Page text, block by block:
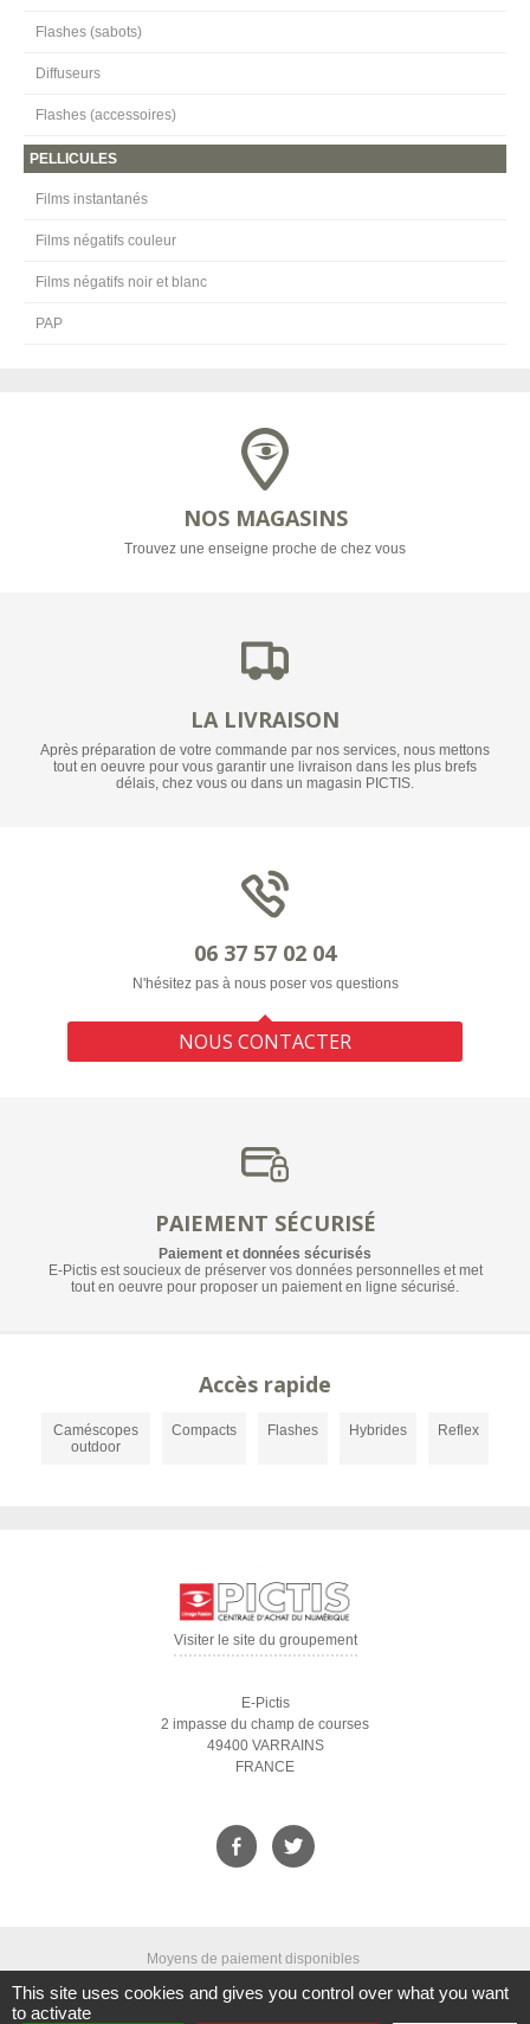
Flashes (sabots)
Diffuseurs
Flashes (accessoires)
PELLICULES
Films instantanés
Films négatifs couleur
Films négatifs noir et blanc
PAP
NOS MAGASINS
Trouvez une enseigne proche de chez vous
LA LIVRAISON
Après préparation de votre commande par nos services, nous mettons
tout en oeuvre pour vous garantir une livraison dans les plus brefs
délais, chez vous ou dans un magasin PICTIS.
06 37 57 02 04
N'hésitez pas à nous poser vos questions
NOUS CONTACTER
PAIEMENT SÉCURISÉ
Paiement et données sécurisés
E-Pictis est soucieux de préserver vos données personnelles et met
tout en oeuvre pour proposer un paiement en ligne sécurisé.
Accès rapide
Caméscopes
outdoor
Compacts Flashes Hybrides Reflex
Visiter le site du groupement
E-Pictis
2 impasse du champ de courses
49400 VARRAINS
FRANCE
Moyens de paiement disponibles
This site uses cookies and gives you control over what you want
to activate